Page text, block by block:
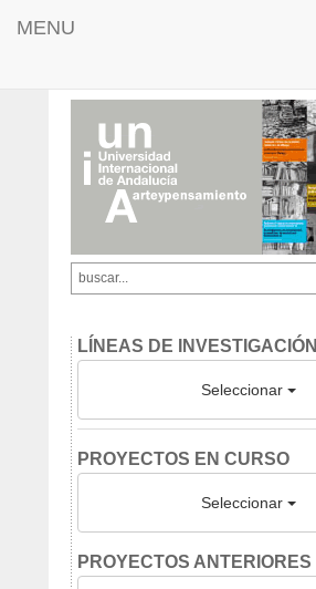
MENU
LÍNEAS DE INVESTIGACIÓN
Seleccionar
PROYECTOS EN CURSO
Seleccionar
PROYECTOS ANTERIORES